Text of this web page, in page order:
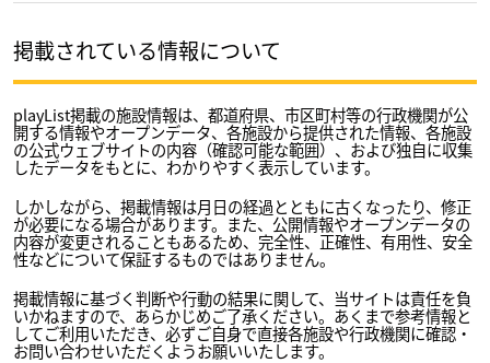
掲載されている情報について
playList掲載の施設情報は、都道府県、市区町村等の行政機関が公
開する情報やオープンデータ、各施設から提供された情報、各施設
の公式ウェブサイトの内容（確認可能な範囲）、および独自に収集
したデータをもとに、わかりやすく表示しています。
しかしながら、掲載情報は月日の経過とともに古くなったり、修正
が必要になる場合があります。また、公開情報やオープンデータの
内容が変更されることもあるため、完全性、正確性、有用性、安全
性などについて保証するものではありません。
掲載情報に基づく判断や行動の結果に関して、当サイトは責任を負
いかねますので、あらかじめご了承ください。あくまで参考情報と
してご利用いただき、必ずご自身で直接各施設や行政機関に確認・
お問い合わせいただくようお願いいたします。